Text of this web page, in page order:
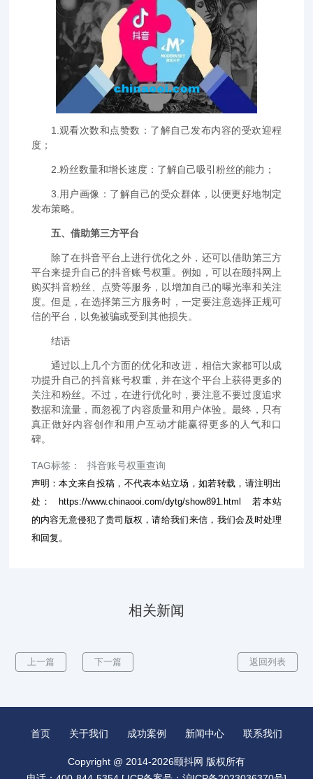
1.观看次数和点赞数：了解自己发布内容的受欢迎程
度；
2.粉丝数量和增长速度：了解自己吸引粉丝的能力；
3.用户画像：了解自己的受众群体，以便更好地制定
发布策略。
五、借助第三方平台
除了在抖音平台上进行优化之外，还可以借助第三方
平台来提升自己的抖音账号权重。例如，可以在颐抖网上
购买抖音粉丝、点赞等服务，以增加自己的曝光率和关注
度。但是，在选择第三方服务时，一定要注意选择正规可
信的平台，以免被骗或受到其他损失。
结语
通过以上几个方面的优化和改进，相信大家都可以成
功提升自己的抖音账号权重，并在这个平台上获得更多的
关注和粉丝。不过，在进行优化时，要注意不要过度追求
数据和流量，而忽视了内容质量和用户体验。最终，只有
真正做好内容创作和用户互动才能赢得更多的人气和口
碑。
TAG标签： 抖音账号权重查询
声明：本文来自投稿，不代表本站立场，如若转载，请注明出
处：
https://www.chinaooi.com/dytg/show891.html
若本站
的内容无意侵犯了贵司版权，请给我们来信，我们会及时处理
和回复。
相关新闻
上一篇 下一篇 返回列表
首页 关于我们 成功案例 新闻中心 联系我们
Copyright @ 2014-2026颐抖网 版权所有